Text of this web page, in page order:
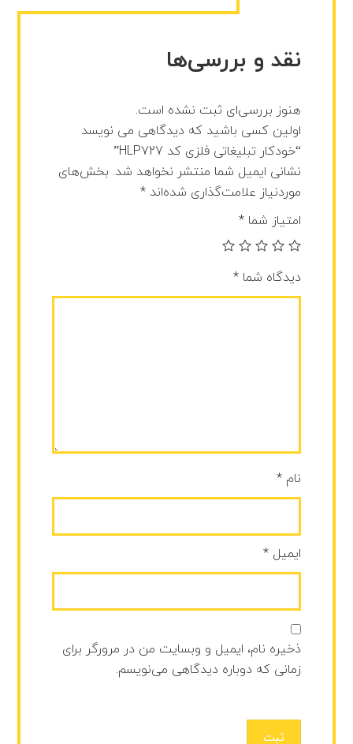
نقد و بررسی‌ها
هنوز بررسی‌ای ثبت نشده است.
اولین کسی باشید که دیدگاهی می نویسد
“خودکار تبلیغاتی فلزی کد HLP727”
نشانی ایمیل شما منتشر نخواهد شد. بخش‌های
موردنیاز علامت‌گذاری شده‌اند*
امتیاز شما*
دیدگاه شما*
نام*
ایمیل*
ذخیره نام، ایمیل و وبسایت من در مرورگر برای
زمانی که دوباره دیدگاهی می‌نویسم.
ثبت